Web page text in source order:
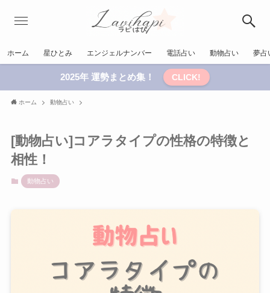
ホーム 星ひとみ エンジェルナンバー 電話占い 動物占い 夢占
2025年 運勢まとめ集！ CLICK!
ホーム 動物占い
[動物占い]コアラタイプの性格の特徴と
相性！
動物占い